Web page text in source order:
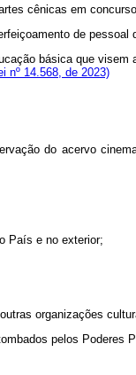
cênicas em
de
básica que
nº 14.568, de 2023)
do acervo
País e no exterior;
organizações
pelos Poderes